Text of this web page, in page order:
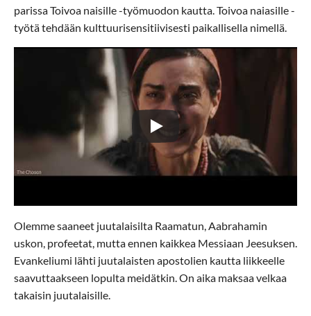
parissa Toivoa naisille -työmuodon kautta. Toivoa naiasille -
työtä tehdään kulttuurisensitiivisesti paikallisella nimellä.
Olemme saaneet juutalaisilta Raamatun, Aabrahamin
uskon, profeetat, mutta ennen kaikkea Messiaan Jeesuksen.
Evankeliumi lähti juutalaisten apostolien kautta liikkeelle
saavuttaakseen lopulta meidätkin. On aika maksaa velkaa
takaisin juutalaisille.